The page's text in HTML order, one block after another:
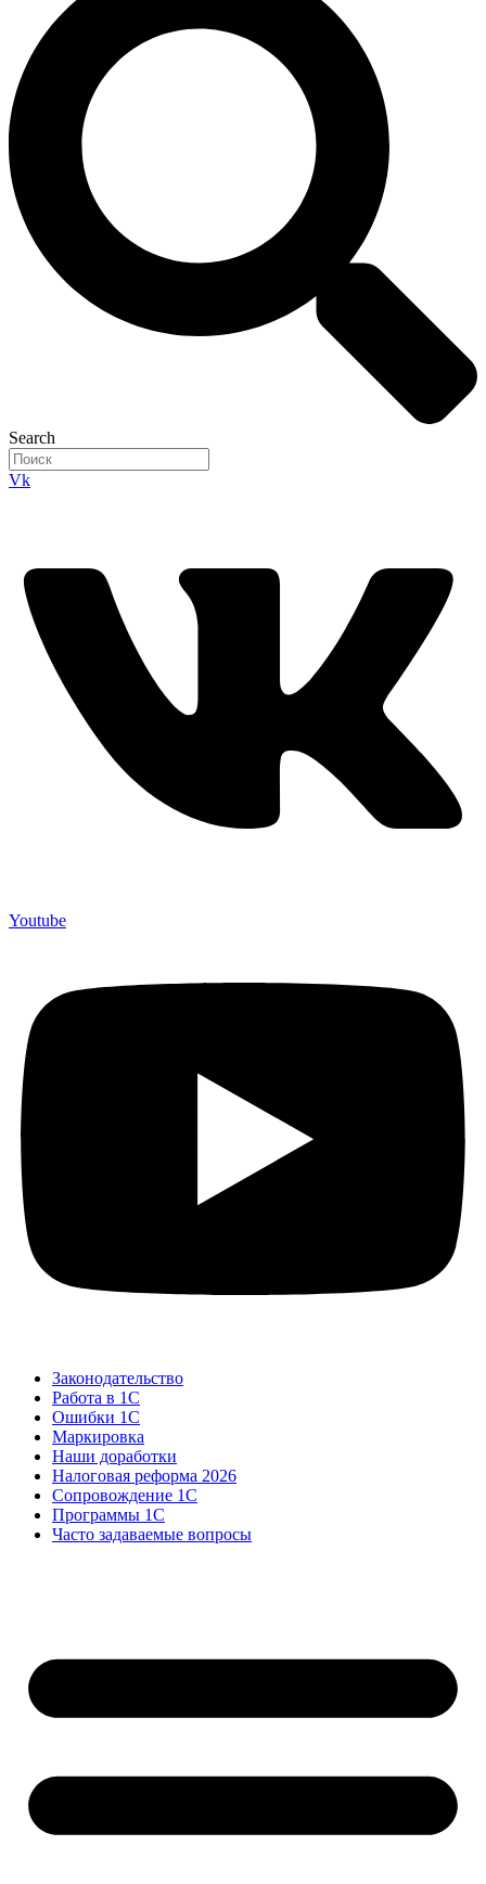
Search
Vk
Youtube
Законодательство
Работа в 1С
Ошибки 1С
Маркировка
Наши доработки
Налоговая реформа 2026
Сопровождение 1С
Программы 1С
Часто задаваемые вопросы